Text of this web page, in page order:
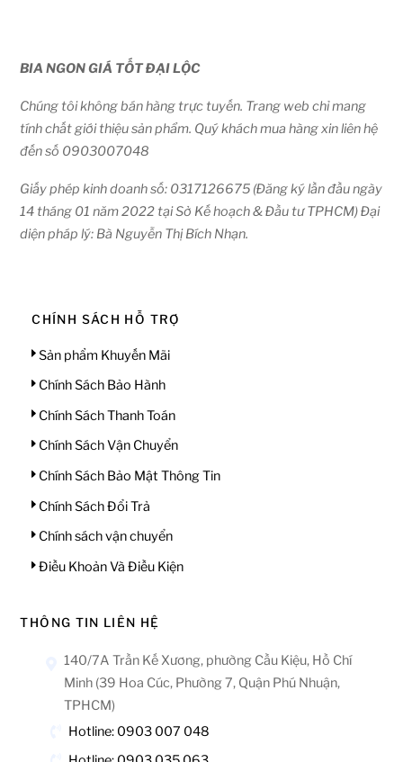
BIA NGON GIÁ TỐT ĐẠI LỘC
Chúng tôi không bán hàng trực tuyến. Trang web chỉ mang
tính chất giới thiệu sản phẩm. Quý khách mua hàng xin liên hệ
đến số 0903007048
Giấy phép kinh doanh số: 0317126675 (Đăng ký lần đầu ngày
14 tháng 01 năm 2022 tại Sở Kế hoạch & Đầu tư TPHCM) Đại
diện pháp lý: Bà Nguyễn Thị Bích Nhạn.
CHÍNH SÁCH HỖ TRỢ
Sản phẩm Khuyến Mãi
Chính Sách Bảo Hành
Chính Sách Thanh Toán
Chính Sách Vận Chuyển
Chính Sách Bảo Mật Thông Tin
Chính Sách Đổi Trả
Chính sách vận chuyển
Điều Khoản Và Điều Kiện
THÔNG TIN LIÊN HỆ
140/7A Trần Kế Xương, phường Cầu Kiệu, Hồ Chí
Minh (39 Hoa Cúc, Phường 7, Quận Phú Nhuận,
TPHCM)
Hotline: 0903 007 048